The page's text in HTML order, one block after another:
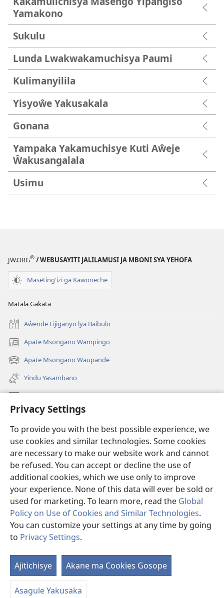
Privacy Settings
To provide you with the best possible experience, we
use cookies and similar technologies. Some cookies
are necessary to make our website work and cannot
be refused. You can accept or decline the use of
additional cookies, which we use only to improve
your experience. None of this data will ever be sold or
used for marketing. To learn more, read the Global
Policy on Use of Cookies and Similar Technologies.
You can customize your settings at any time by going
to Privacy Settings.
Ajitichisye Akane ma Cookies Gosope
Asagule Yakusaka
Yamakono
Sukulu
Lunda Lwakwakamuchisya Paumi
Kulimanyilila
Yisyoŵe Yakusakala
Gonana
Yampaka Yakamuchisye Kuti Aŵeje
Ŵakusangalala
Usimu
JW.ORG® / WEBUSAYITI JALILAMUSI JA MBONI SYA YEHOFA
Maseting'izi ga Kawoneche
Matala Gakata
Aŵende Lijiganyo lya Baibulo
Apate Msongano Wampingo
(awugule
liwindo
line)
Apate Msongano Waupande
(awugule
liwindo
line)
Yindu Yasambano
Mafidiyo
Kuwungunya pa JW.ORG
Ngani Syakwayana ni Malamusi
Yakupeleka
(awugule
liwindo
line)
LAIBULALE JA PA INTENETI ja Watchtower
(awugule
liwindo
line)
®
(awugule
liwindo
line)
MALAMUSI
|YINDU YAMTEMELA|PRIVACY SETTINGS